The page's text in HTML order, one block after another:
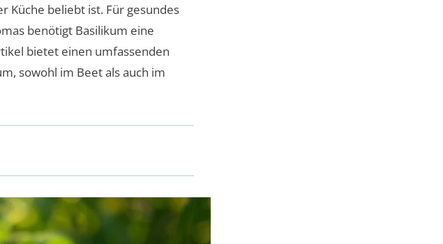
Küche beliebt ist. Für gesundes
benötigt Basilikum eine
bietet einen umfassenden
sowohl im Beet als auch im